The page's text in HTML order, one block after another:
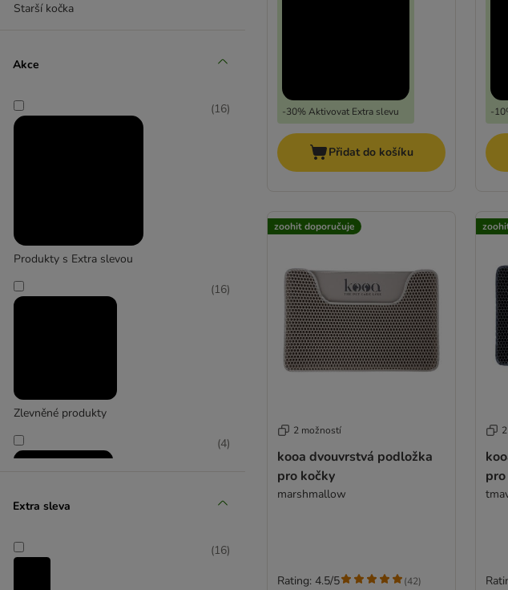
Starší kočka
Akce
Produkty s Extra slevou
(16)
Zlevněné produkty
(16)
zoohit doporučuje
(4)
Extra sleva
(16)
-30% Aktivovat Extra slevu
Přidat do košíku
-
zoohit doporučuje
2 možností
kooa dvouvrstvá podložka
pro kočky
marshmallow
Rating: 4.5/5 (42)